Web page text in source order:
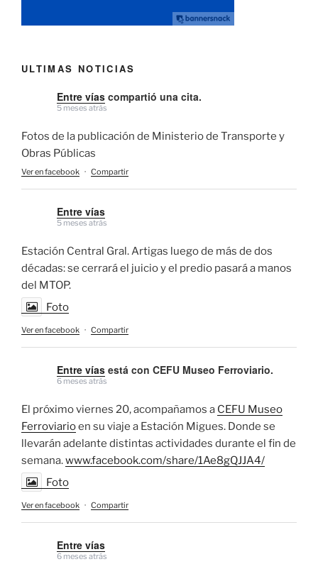
ULTIMAS NOTICIAS
Entre vías compartió una cita.
5 meses atrás
Fotos de la publicación de Ministerio de Transporte y
Obras Públicas
Ver en facebook · Compartir
Entre vías
5 meses atrás
Estación Central Gral. Artigas luego de más de dos
décadas: se cerrará el juicio y el predio pasará a manos
del MTOP.
Foto
Ver en facebook · Compartir
Entre vías está con CEFU Museo Ferroviario.
6 meses atrás
El próximo viernes 20, acompañamos a CEFU Museo
Ferroviarioen su viaje a Estación Migues. Donde se
llevarán adelante distintas actividades durante el fin de
semana.www.facebook.com/share/1Ae8gQJJA4/
Foto
Ver en facebook · Compartir
Entre vías
6 meses atrás